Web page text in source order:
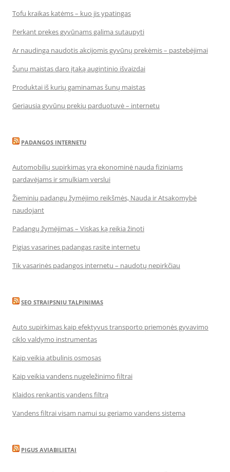
Tofu kraikas katėms – kuo jis ypatingas
Perkant prekes gyvūnams galima sutaupyti
Ar naudinga naudotis akcijomis gyvūnų prekėmis – pastebėjimai
Šunų maistas daro įtaką augintinio išvaizdai
Produktai iš kurių gaminamas šunų maistas
Geriausia gyvūnų prekių parduotuvė – internetu
PADANGOS INTERNETU
Automobilių supirkimas yra ekonominė nauda fiziniams
pardavėjams ir smulkiam verslui
Žieminių padangų žymėjimo reikšmės, Nauda ir Atsakomybė
naudojant
Padangų žymėjimas – Viskas ką reikia žinoti
Pigias vasarines padangas rasite internetu
Tik vasarinės padangos internetu – naudotų nepirkčiau
SEO STRAIPSNIU TALPINIMAS
Auto supirkimas kaip efektyvus transporto priemonės gyvavimo
ciklo valdymo instrumentas
Kaip veikia atbulinis osmosas
Kaip veikia vandens nugeležinimo filtrai
Klaidos renkantis vandens filtrą
Vandens filtrai visam namui su geriamo vandens sistema
PIGUS AVIABILIETAI